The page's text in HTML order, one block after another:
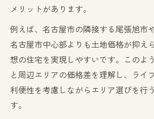
注文住宅と住宅ローン返済計
さえる
愛知県で注文住宅を建てる
策
住宅ローン平均と注文住宅
係
メリットがあります。
例えば、名古屋市の隣接する尾張旭市
名古屋市中心部よりも土地価格が抑え
想の住宅を実現しやすいです。このよ
と周辺エリアの価格差を理解し、ライ
利便性を考慮しながらエリア選びを行
す。